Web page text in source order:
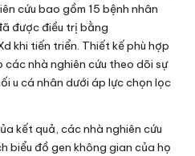
cứu bao gồm 15 bệnh nhân
được điều trị bằng
khi tiến triển. Thiết kế phù hợp
nhà nghiên cứu theo dõi sự
u cá nhân dưới áp lực chọn lọc
kết quả, các nhà nghiên cứu
biểu đồ gen không gian của họ